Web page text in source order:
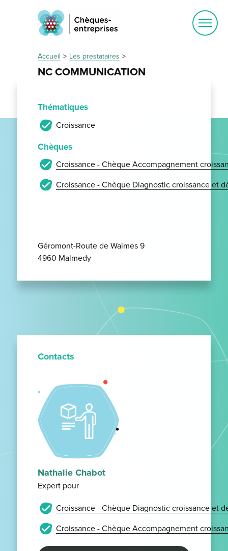
Accueil Les prestataires
NC COMMUNICATION
Thématiques
Croissance
Chèques
Croissance - Chèque Accompagnement
Croissance - Chèque Diagnostic croissance et
Géromont-Route de Waimes 9
4960 Malmedy
Contacts
Nathalie Chabot
Expert pour
Croissance - Chèque Diagnostic croissance et
Croissance - Chèque Accompagnement
Ouvrir
le